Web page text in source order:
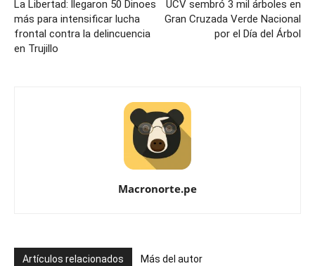
La Libertad: llegaron 50 Dinoes
más para intensificar lucha
frontal contra la delincuencia
en Trujillo
UCV sembró 3 mil árboles en
Gran Cruzada Verde Nacional
por el Día del Árbol
Macronorte.pe
Artículos relacionados Más del autor